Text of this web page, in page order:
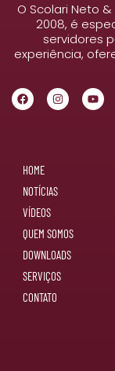
O Scolari Neto
2008, é
servidores
experiência,
HOME
NOTÍCIAS
VÍDEOS
QUEM SOMOS
DOWNLOADS
SERVIÇOS
CONTATO